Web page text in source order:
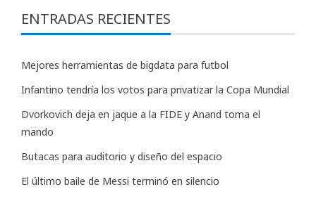
ENTRADAS RECIENTES
Mejores herramientas de bigdata para futbol
Infantino tendría los votos para privatizar la Copa Mundial
Dvorkovich deja en jaque a la FIDE y Anand toma el
mando
Butacas para auditorio y diseño del espacio
El último baile de Messi terminó en silencio